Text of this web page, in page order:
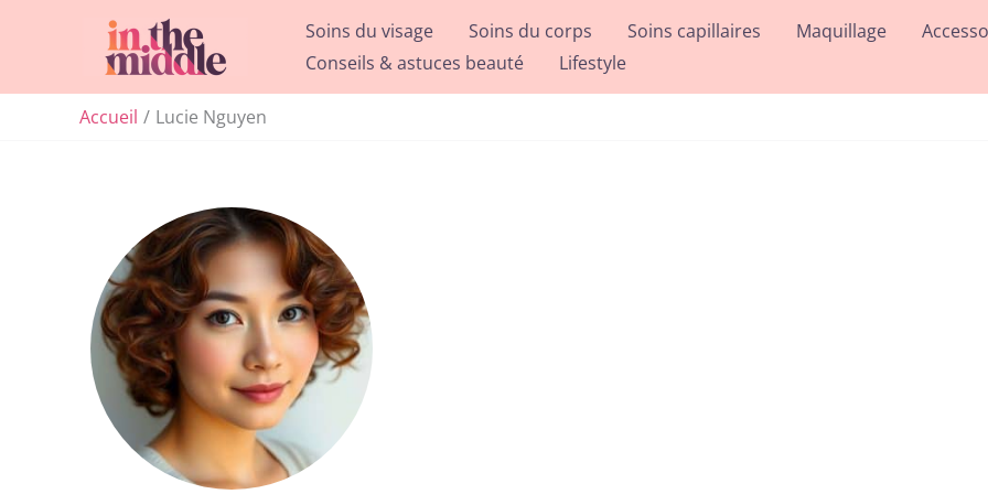
Soins du visage Soins du corps Soins capillaires Maquillage
Conseils & astuces beauté
Lifestyle
Accueil Lucie Nguyen